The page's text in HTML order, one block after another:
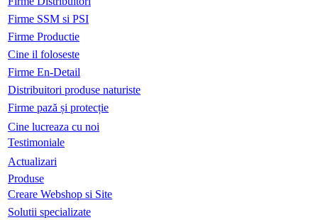
Firme SSM si PSI
Firme Productie
Cine il foloseste
Firme En-Detail
Distribuitori produse naturiste
Firme pază și protecție
Cine lucreaza cu noi
Testimoniale
Actualizari
Produse
Creare Webshop si Site
Solutii specializate